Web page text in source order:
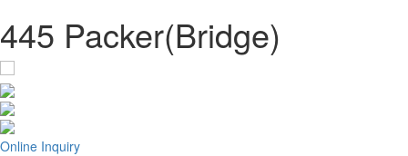
445 Packer(Bridge)
Online Inquiry